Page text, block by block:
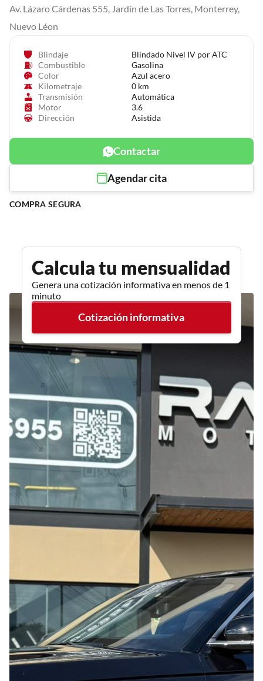
Av. Lázaro Cárdenas 555, Jardín de Las Torres, Monterrey,
Nuevo Léon
Blindaje
Blindado Nivel IV por ATC
Combustible
Gasolina
Color
Azul acero
Kilometraje
0 km
Transmisión
Automática
Motor
3.6
Dirección
Asistida
Contactar
Agendar cita
COMPRA SEGURA
Calcula tu mensualidad
Genera una cotización informativa en menos de 1
minuto
Cotización informativa